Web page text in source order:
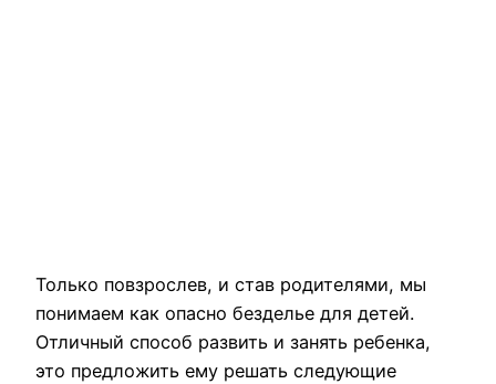
Только повзрослев, и став родителями, мы
понимаем как опасно безделье для детей.
Отличный способ развить и занять ребенка,
это предложить ему решать следующие